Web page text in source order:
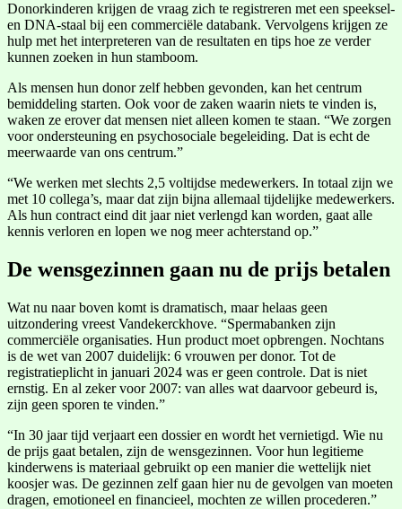
Donorkinderen krijgen de vraag zich te registreren met een speeksel-
en DNA-staal bij een commerciële databank. Vervolgens krijgen ze
hulp met het interpreteren van de resultaten en tips hoe ze verder
kunnen zoeken in hun stamboom.
Als mensen hun donor zelf hebben gevonden, kan het centrum
bemiddeling starten. Ook voor de zaken waarin niets te vinden is,
waken ze erover dat mensen niet alleen komen te staan. “We zorgen
voor ondersteuning en psychosociale begeleiding. Dat is echt de
meerwaarde van ons centrum.”
“We werken met slechts 2,5 voltijdse medewerkers. In totaal zijn we
met 10 collega’s, maar dat zijn bijna allemaal tijdelijke medewerkers.
Als hun contract eind dit jaar niet verlengd kan worden, gaat alle
kennis verloren en lopen we nog meer achterstand op.”
De wensgezinnen gaan nu de prijs betalen
Wat nu naar boven komt is dramatisch, maar helaas geen
uitzondering vreest Vandekerckhove. “Spermabanken zijn
commerciële organisaties. Hun product moet opbrengen. Nochtans
is de wet van 2007 duidelijk: 6 vrouwen per donor. Tot de
registratieplicht in januari 2024 was er geen controle. Dat is niet
ernstig. En al zeker voor 2007: van alles wat daarvoor gebeurd is,
zijn geen sporen te vinden.”
“In 30 jaar tijd verjaart een dossier en wordt het vernietigd. Wie nu
de prijs gaat betalen, zijn de wensgezinnen. Voor hun legitieme
kinderwens is materiaal gebruikt op een manier die wettelijk niet
koosjer was. De gezinnen zelf gaan hier nu de gevolgen van moeten
dragen, emotioneel en financieel, mochten ze willen procederen.”